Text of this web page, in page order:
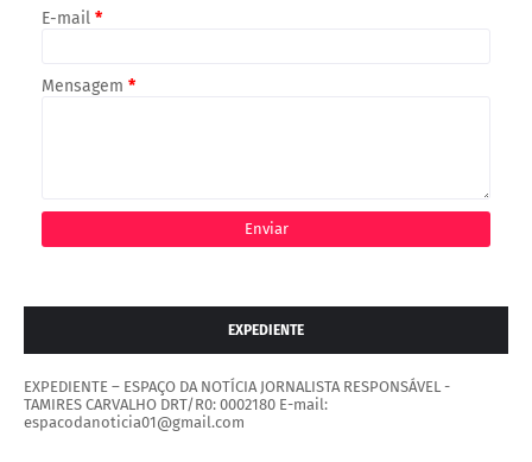
E-mail *
Mensagem *
EXPEDIENTE
EXPEDIENTE – ESPAÇO DA NOTÍCIA JORNALISTA RESPONSÁVEL -
TAMIRES CARVALHO DRT/R0: 0002180 E-mail:
espacodanoticia01@gmail.com